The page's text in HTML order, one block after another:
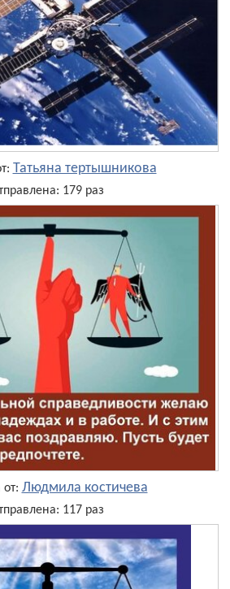
Татьяна тертышникова
179 раз
Людмила костичева
117 раз